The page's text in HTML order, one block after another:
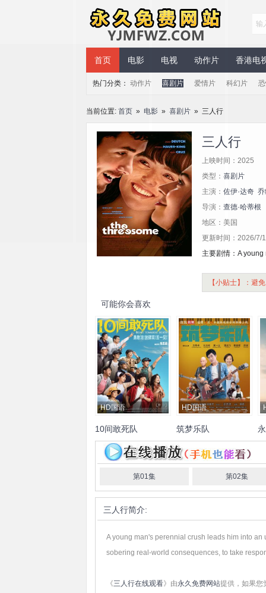
永久免费网站
首页 电影 电视 动作片 香港电
热门分类： 动作片 喜剧片 爱情片 科幻片
当前位置: 首页 » 电影 » 喜剧片 » 三人行
三人行
上映时间：2025
类型： 喜剧片
主演： 佐伊·达奇 乔
导演： 查德·哈蒂根
地区：美国
更新时间：2026/7/
主要剧情：A
【小贴士】：避
可能你会喜欢
HD国语
10间敢死队
倪大红 田雨 蔡明 成泰燊
黄毅 齐溪 杨超越 张弛 丁
曹炳琨 王子川
HD国语
筑梦乐队
雷启飞 方青卓 杜玉明 黄
一山 彭波 曹查理 周小小
基
比
第01集 第02集
三人行简介:
A young man's perennial crush leads him into
sobering real-world consequences, to take
《三人行在线观看》由永久免费网站提供，如果您